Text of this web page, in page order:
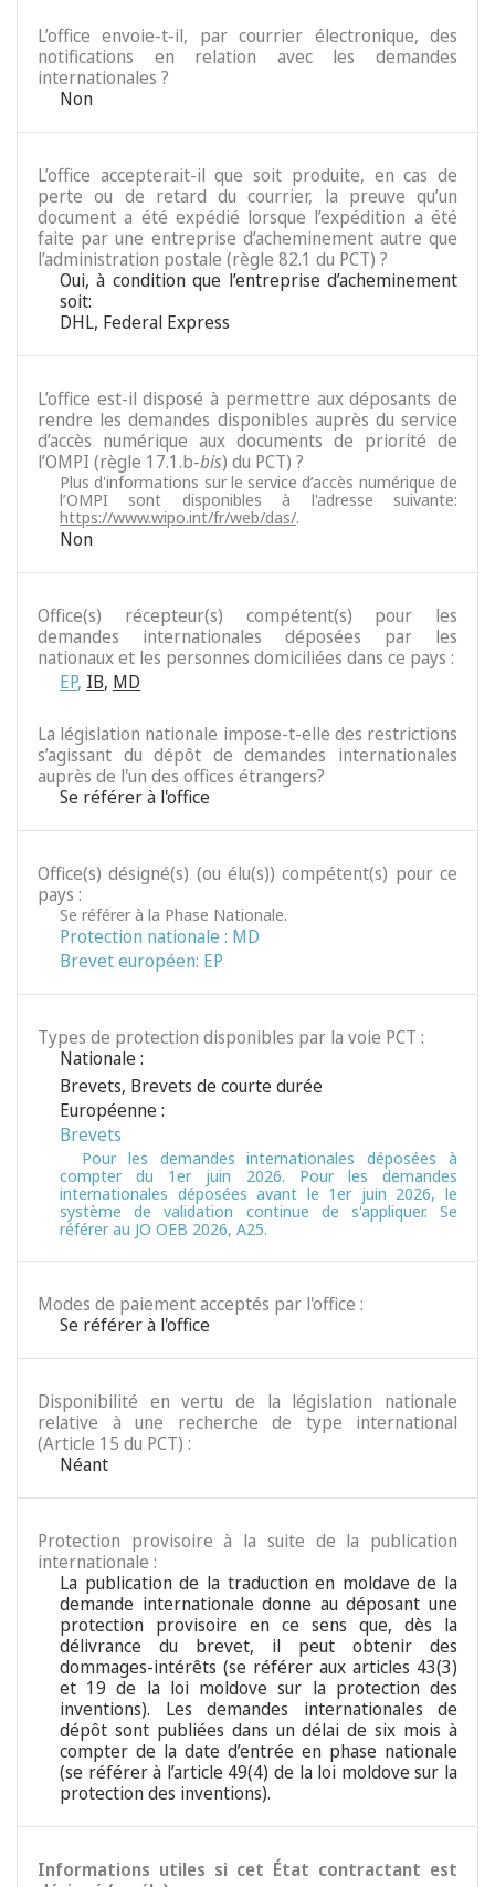
L’office envoie-t-il, par courrier électronique, des
notifications en relation avec les demandes
internationales ?
Non
L’office accepterait-il que soit produite, en cas de
perte ou de retard du courrier, la preuve qu’un
document a été expédié lorsque l’expédition a été
faite par une entreprise d’acheminement autre que
l’administration postale (règle 82.1 du PCT) ?
Oui, à condition que l’entreprise d’acheminement
soit:
DHL, Federal Express
L’office est-il disposé à permettre aux déposants de
rendre les demandes disponibles auprès du service
d’accès numérique aux documents de priorité de
l’OMPI (règle 17.1.b-bis) du PCT) ?
Plus d'informations sur le service d’accès numérique de
l’OMPI sont disponibles à l'adresse suivante:
https://www.wipo.int/fr/web/das/.
Non
Office(s) récepteur(s) compétent(s) pour les
demandes internationales déposées par les
nationaux et les personnes domiciliées dans ce pays :
EP, IB, MD
La législation nationale impose-t-elle des restrictions
s’agissant du dépôt de demandes internationales
auprès de l'un des offices étrangers?
Se référer à l'office
Office(s) désigné(s) (ou élu(s)) compétent(s) pour ce
pays :
Se référer à la Phase Nationale.
Protection nationale : MD
Brevet européen: EP
Types de protection disponibles par la voie PCT :
Nationale :
Brevets, Brevets de courte durée
Européenne :
Brevets
Pour les demandes internationales déposées à
compter du 1er juin 2026. Pour les demandes
internationales déposées avant le 1er juin 2026, le
système de validation continue de s'appliquer. Se
référer au JO OEB 2026, A25.
Modes de paiement acceptés par l'office :
Se référer à l'office
Disponibilité en vertu de la législation nationale
relative à une recherche de type international
(Article 15 du PCT) :
Néant
Protection provisoire à la suite de la publication
internationale :
La publication de la traduction en moldave de la
demande internationale donne au déposant une
protection provisoire en ce sens que, dès la
délivrance du brevet, il peut obtenir des
dommages-intérêts (se référer aux articles 43(3)
et 19 de la loi moldove sur la protection des
inventions). Les demandes internationales de
dépôt sont publiées dans un délai de six mois à
compter de la date d’entrée en phase nationale
(se référer à l’article 49(4) de la loi moldove sur la
protection des inventions).
Informations utiles si cet État contractant est